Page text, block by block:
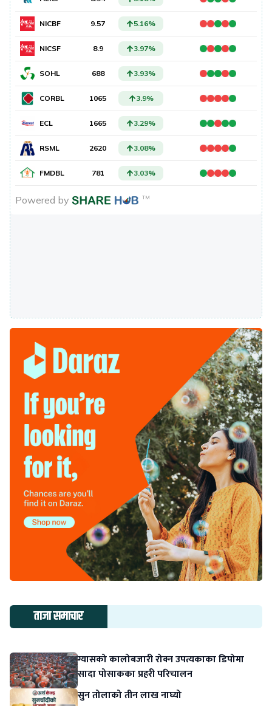
ताजा समाचार
ग्यासको कालोबजारी रोक्न उपत्यकाका डिपोमा
सादा पोसाकका प्रहरी परिचालन
सुन तोलाको तीन लाख नाघ्यो